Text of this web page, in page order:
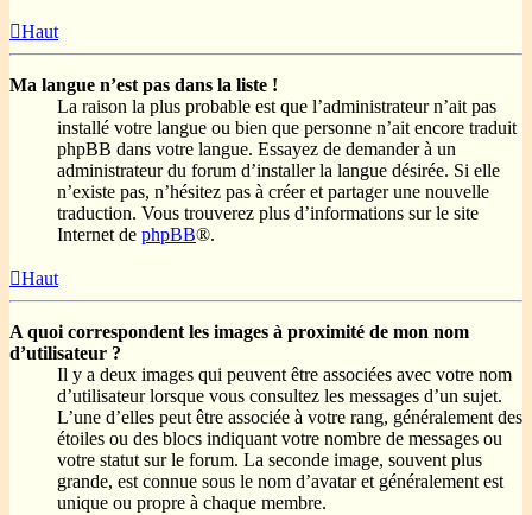
Haut
Ma langue n’est pas dans la liste !
La raison la plus probable est que l’administrateur n’ait pas
installé votre langue ou bien que personne n’ait encore traduit
phpBB dans votre langue. Essayez de demander à un
administrateur du forum d’installer la langue désirée. Si elle
n’existe pas, n’hésitez pas à créer et partager une nouvelle
traduction. Vous trouverez plus d’informations sur le site
Internet de phpBB®.
Haut
A quoi correspondent les images à proximité de mon nom
d’utilisateur ?
Il y a deux images qui peuvent être associées avec votre nom
d’utilisateur lorsque vous consultez les messages d’un sujet.
L’une d’elles peut être associée à votre rang, généralement des
étoiles ou des blocs indiquant votre nombre de messages ou
votre statut sur le forum. La seconde image, souvent plus
grande, est connue sous le nom d’avatar et généralement est
unique ou propre à chaque membre.